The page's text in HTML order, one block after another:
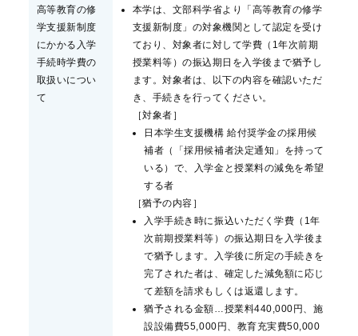
高等教育の修
学支援新制度
にかかる入学
手続時学費の
取扱いについ
て
本学は、文部科学省より「高等教育の修学
支援新制度」の対象機関として認定を受け
ており、対象者に対して学費（1年次前期
授業料等）の振込期日を入学後まで猶予し
ます。対象者は、以下の内容を確認いただ
き、手続きを行ってください。
［対象者］
日本学生支援機構 給付奨学金の採用候
補者（「採用候補者決定通知」を持って
いる）で、入学金と授業料の減免を希望
する者
［猶予の内容］
入学手続き時に振込いただく学費（1年
次前期授業料等）の振込期日を入学後ま
で猶予します。入学後に所定の手続きを
完了された者は、確定した減免額に応じ
て差額を請求もしくは返還します。
猶予される金額…授業料440,000円、施
設設備費55,000円、教育充実費50,000